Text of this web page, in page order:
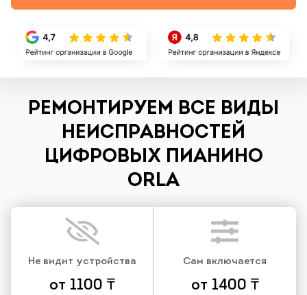
РЕМОНТИРУЕМ ВСЕ ВИДЫ
НЕИСПРАВНОСТЕЙ
ЦИФРОВЫХ ПИАНИНО
ORLA
Не видит устройства
от 1100 ₸
Сам включается
от 1400 ₸